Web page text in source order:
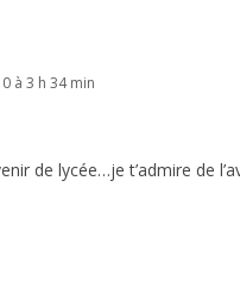
à 3 h 34 min
de lycée…je t’admire de